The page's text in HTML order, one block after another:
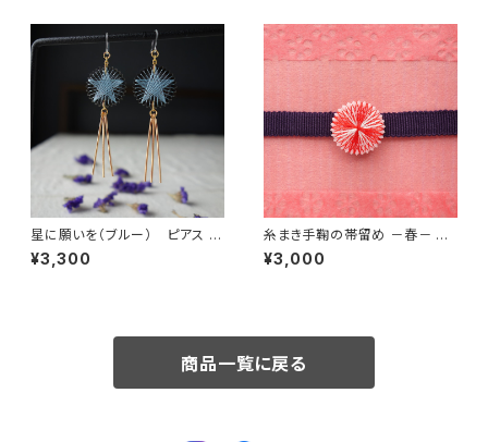
星に願いを（ブルー） ピアス /
ノンホールピアス / イヤリング
¥3,300
糸まき手鞠の帯留め －春－ カ
ーネーション
¥3,000
商品一覧に戻る